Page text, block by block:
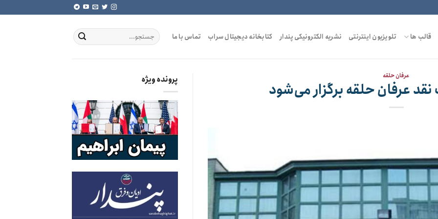
قالب ها تلویزیون اینترنتی نشریه الکترونیکی پندار کتابخانه دیجیتال سراب تماس با ما
عرفان حلقه
عرفان حلقه برگزار می‌شود
پرونده ویژه